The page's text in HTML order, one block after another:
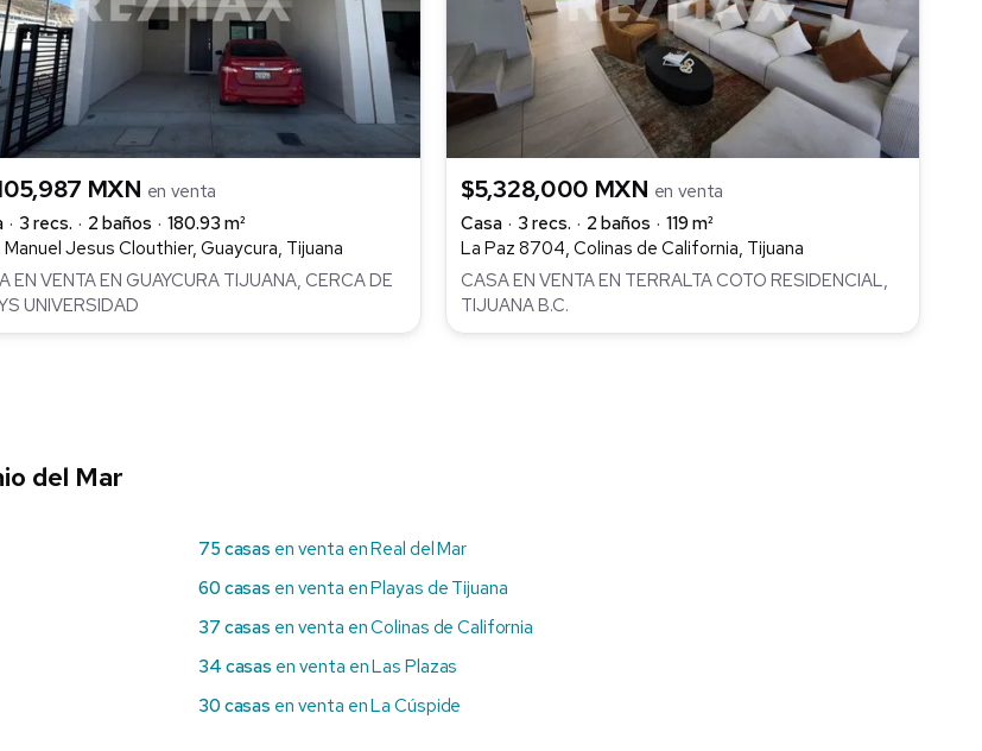
MXN en venta
3 recs. 2 baños
180.93 m²
Manuel Jesus Clouthier, Guaycura, Tijuana
EN VENTA EN GUAYCURA TIJUANA, CERCA DE
UNIVERSIDAD
$5,328,000 MXN en venta
Casa
3 recs. 2 baños
119 m²
La Paz 8704, Colinas de California, Tijuana
CASA EN VENTA EN TERRALTA COTO RESIDENCIAL,
TIJUANA B.C.
del Mar
75 casas en venta en Real del Mar
60 casas en venta en Playas de Tijuana
37 casas en venta en Colinas de California
34 casas en venta en Las Plazas
30 casas en venta en La Cúspide